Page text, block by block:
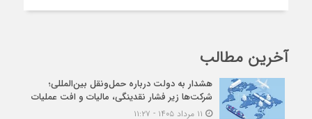
آخرین مطالب
هشدار به دولت درباره حمل‌ونقل بین‌المللی؛
شرکت‌ها زیر فشار نقدینگی، مالیات و افت عملیات